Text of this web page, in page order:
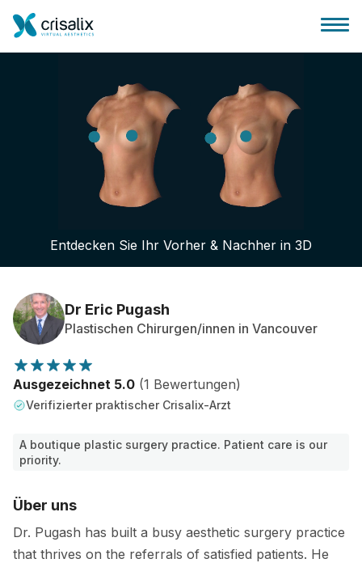
Startseite für Chirurgen
3D-Business-Plattform
Pläne
Bewertungen von Patienten
Entdecken Sie Ihr Vorher & Nachher in 3D
Dr Eric Pugash
Plastischen Chirurgen/innen in Vancouver
Ausgezeichnet 5.0 (1 Bewertungen)
Verifizierter praktischer Crisalix-Arzt
A boutique plastic surgery practice. Patient care is our
priority.
Über uns
Dr. Pugash has built a busy aesthetic surgery practice
that thrives on the referrals of satisfied patients. He